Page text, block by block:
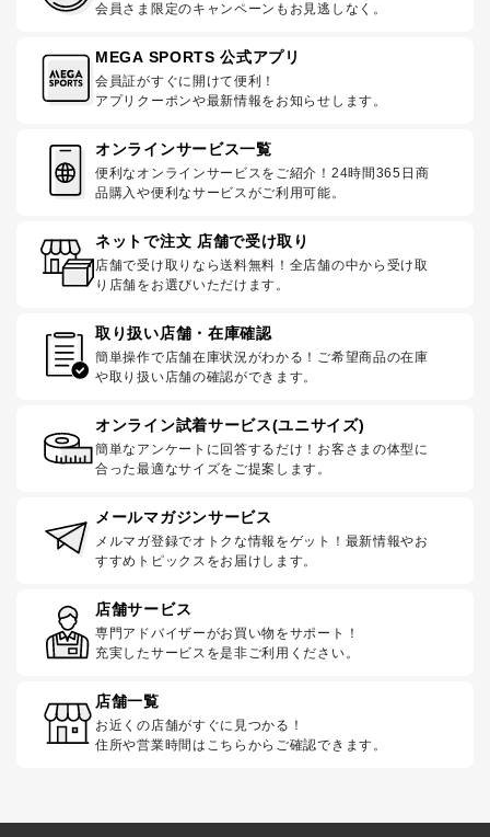
会員さま限定のキャンペーンもお見逃しなく。
MEGA SPORTS 公式アプリ
会員証がすぐに開けて便利！
アプリクーポンや最新情報をお知らせします。
オンラインサービス一覧
便利なオンラインサービスをご紹介！24時間365日商
品購入や便利なサービスがご利用可能。
ネットで注文 店舗で受け取り
店舗で受け取りなら送料無料！全店舗の中から受け取
り店舗をお選びいただけます。
取り扱い店舗・在庫確認
簡単操作で店舗在庫状況がわかる！ご希望商品の在庫
や取り扱い店舗の確認ができます。
オンライン試着サービス(ユニサイズ)
簡単なアンケートに回答するだけ！お客さまの体型に
合った最適なサイズをご提案します。
メールマガジンサービス
メルマガ登録でオトクな情報をゲット！最新情報やお
すすめトピックスをお届けします。
店舗サービス
専門アドバイザーがお買い物をサポート！
充実したサービスを是非ご利用ください。
店舗一覧
お近くの店舗がすぐに見つかる！
住所や営業時間はこちらからご確認できます。